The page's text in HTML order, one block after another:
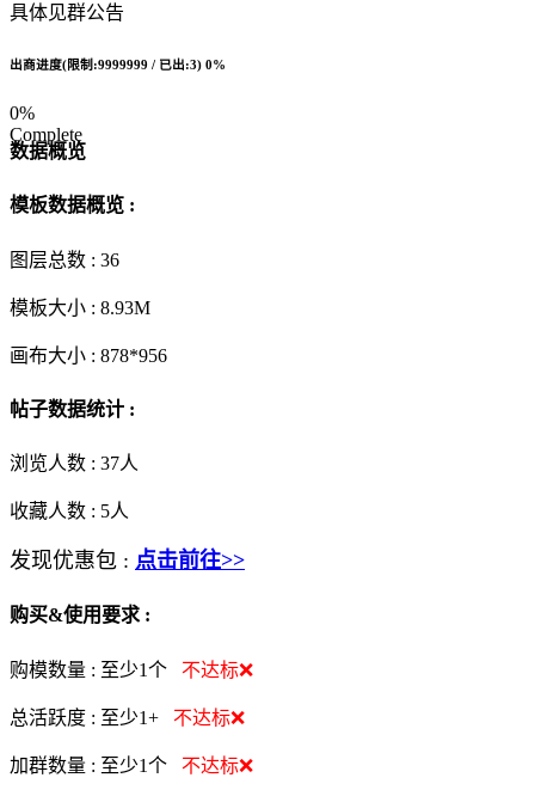
具体见群公告
出商进度(限制:9999999 / 已出:3) 0%
0%
Complete
数据概览
模板数据概览 :
图层总数 : 36
模板大小 : 8.93M
画布大小 : 878*956
帖子数据统计 :
浏览人数 : 37人
收藏人数 : 5人
发现优惠包 : 点击前往>>
购买&使用要求 :
购模数量 : 至少1个 不达标❌
总活跃度 : 至少1+ 不达标❌
加群数量 : 至少1个 不达标❌